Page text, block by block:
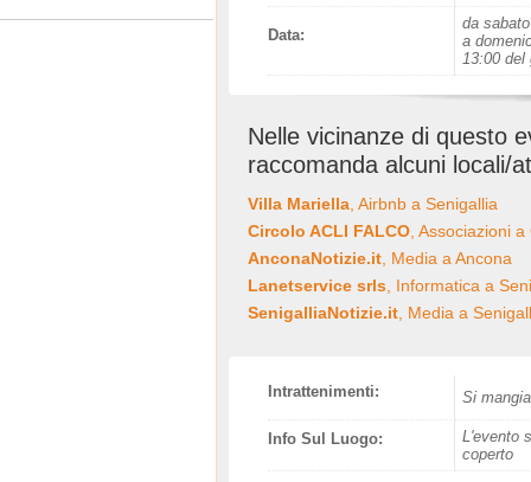
Data:
da
a
13:00 del
Nelle vicinanze di questo
raccomanda alcuni locali/
Villa Mariella , Airbnb a Senigallia
Circolo ACLI FALCO , Associazioni
AnconaNotizie.it , Media a Ancona
Lanetservice srls , Informatica a
SenigalliaNotizie.it , Media a
Intrattenimenti: Si mangia
Info Sul Luogo:
L'evento
coperto